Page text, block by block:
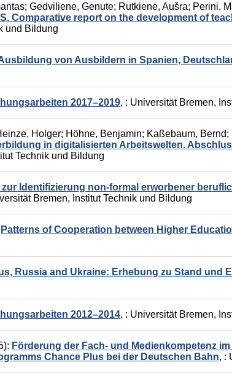
; Gedviliene, Genute; Rutkienė, Aušra; Perini,
Comparative report on the development of
und Bildung
von Ausbildern in Spanien,
2017–2019, : Universität Bremen,
Holger; Höhne, Benjamin; Kaßebaum, Bernd;
in digitalisierten Arbeitswelten.
Technik und Bildung
Identifizierung non-formal erworbener
Bremen, Institut Technik und Bildung
Patterns of Cooperation between Higher
Russia and Ukraine: Erhebung zu Stand und
2012–2014, : Universität Bremen,
Förderung der Fach- und Medienkompetenz
Chance Plus bei der Deutschen Bahn, :